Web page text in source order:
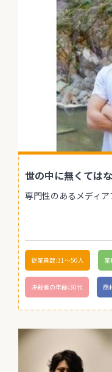
世の中に無くては
専門性のあるメディ
従業員数:31〜50人
決裁者の年齢:30代 商